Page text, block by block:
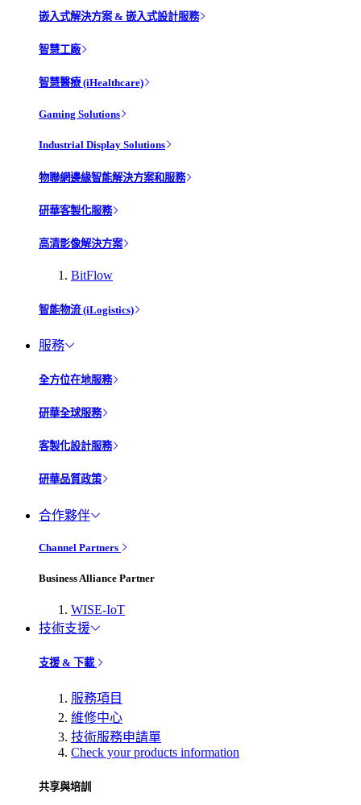
嵌入式解決方案 & 嵌入式設計服務
智慧工廠
智慧醫療 (iHealthcare)
Gaming Solutions
Industrial Display Solutions
物聯網邊緣智能解決方案和服務
研華客製化服務
高清影像解決方案
BitFlow
智能物流 (iLogistics)
服務
全方位在地服務
研華全球服務
客製化設計服務
研華品質政策
合作夥伴
Channel Partners
Business Alliance Partner
WISE-IoT
技術支援
支援 & 下載
服務項目
維修中心
技術服務申請單
Check your products information
共享與培訓